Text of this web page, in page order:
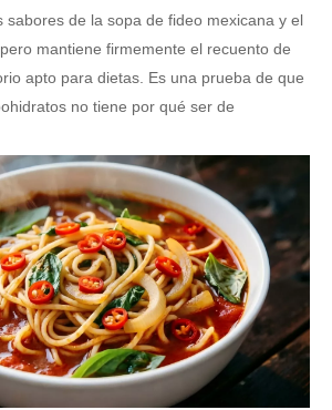
sabores de la sopa de fideo mexicana y el
mantiene firmemente el recuento de
apto para dietas. Es una prueba de que
no tiene por qué ser de